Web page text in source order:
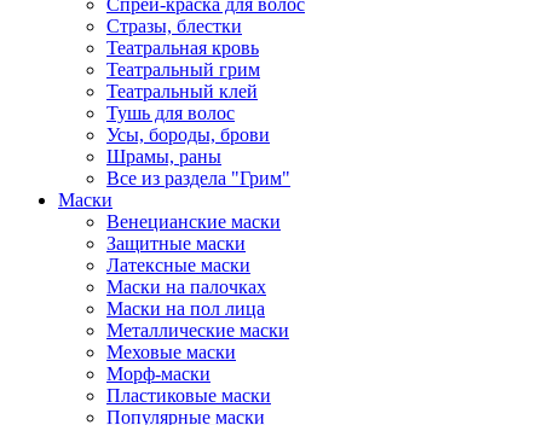
Спрей-краска для волос
Стразы, блестки
Театральная кровь
Театральный грим
Театральный клей
Тушь для волос
Усы, бороды, брови
Шрамы, раны
Все из раздела "Грим"
Маски
Венецианские маски
Защитные маски
Латексные маски
Маски на палочках
Маски на пол лица
Металлические маски
Меховые маски
Морф-маски
Пластиковые маски
Популярные маски